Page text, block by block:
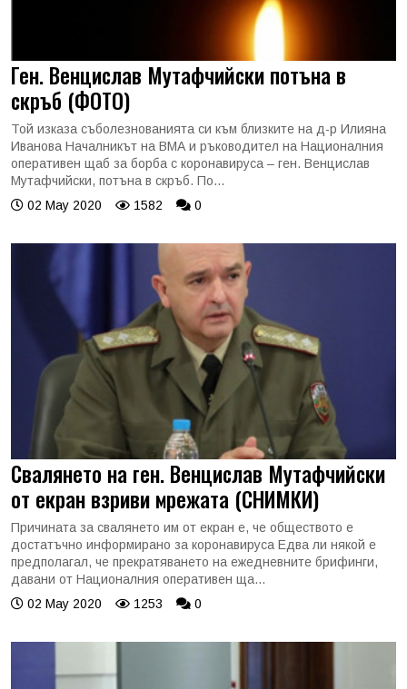
Ген. Венцислав Мутафчийски потъна в
скръб (ФОТО)
Той изказа съболезнованията си към близките на д-р Илияна
Иванова Началникът на ВМА и ръководител на Националния
оперативен щаб за борба с коронавируса – ген. Венцислав
Мутафчийски, потъна в скръб. По...
02 May 2020
1582 0
Свалянето на ген. Венцислав Мутафчийски
от екран взриви мрежата (СНИМКИ)
Причината за свалянето им от екран е, че обществото е
достатъчно информирано за коронавируса Едва ли някой е
предполагал, че прекратяването на ежедневните брифинги,
давани от Националния оперативен ща...
02 May 2020
1253 0